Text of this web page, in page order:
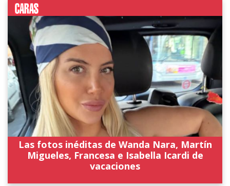
Las fotos inéditas de Wanda Nara, Martín
Migueles, Francesa e Isabella Icardi de
vacaciones